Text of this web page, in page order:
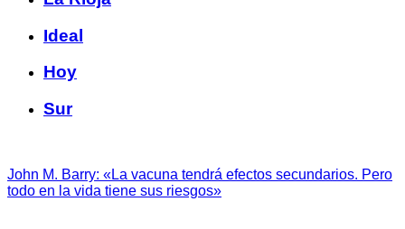
Ideal
Hoy
Sur
John M. Barry: «La vacuna tendrá efectos secundarios. Pero
todo en la vida tiene sus riesgos»